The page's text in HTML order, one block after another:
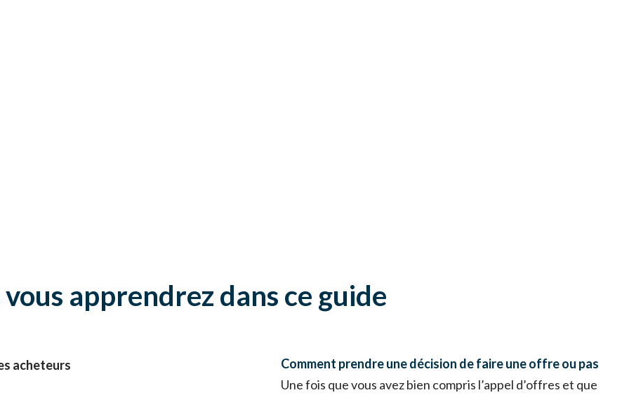
vous apprendrez dans ce guide
acheteurs
Comment prendre une décision de faire une offre ou pas
Une fois que vous avez bien compris l’appel d’offres et que